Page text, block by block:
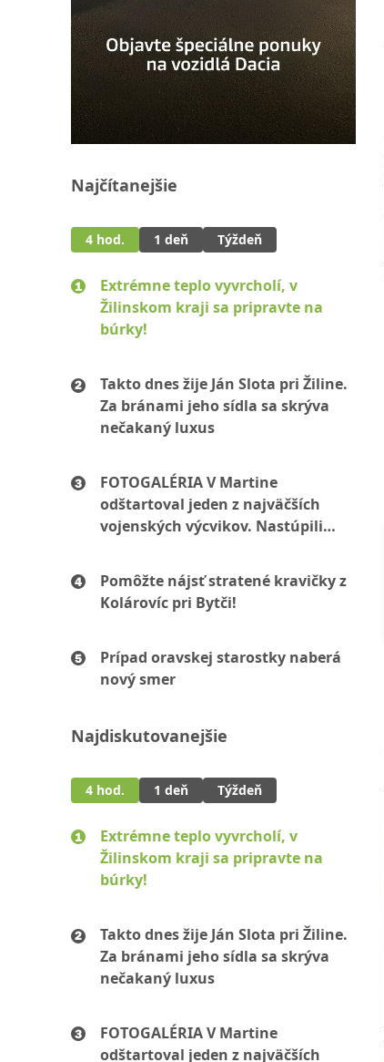
Najčítanejšie
4 hod. 1 deň Týždeň
Extrémne teplo vyvrcholí, v
Žilinskom kraji sa pripravte na
búrky!
Takto dnes žije Ján Slota pri Žiline.
Za bránami jeho sídla sa skrýva
nečakaný luxus
FOTOGALÉRIA V Martine
odštartoval jeden z najväčších
vojenských výcvikov. Nastúpili
Pomôžte nájsť stratené kravičky z
Kolárovíc pri Bytči!
Prípad oravskej starostky naberá
nový smer
Najdiskutovanejšie
4 hod. 1 deň Týždeň
Extrémne teplo vyvrcholí, v
Žilinskom kraji sa pripravte na
búrky!
Takto dnes žije Ján Slota pri Žiline.
Za bránami jeho sídla sa skrýva
nečakaný luxus
FOTOGALÉRIA V Martine
odštartoval jeden z najväčších